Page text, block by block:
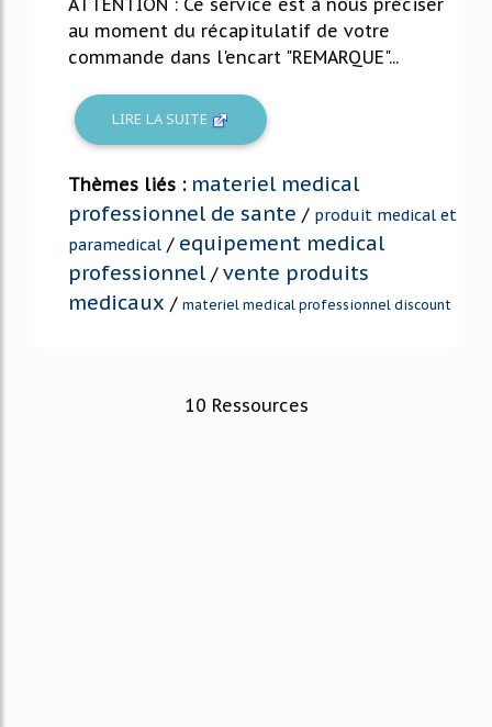
au moment du récapitulatif de votre
commande dans l'encart "REMARQUE"...
LIRE LA SUITE
Thèmes liés : materiel medical
professionnel de sante / produit medical et
paramedical / equipement medical
professionnel / vente produits
medicaux / materiel medical professionnel discount
10 Ressources